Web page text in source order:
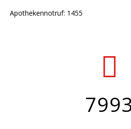
Apothekennotruf: 1455